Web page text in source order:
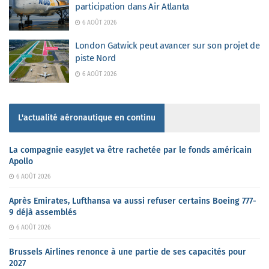
participation dans Air Atlanta
6 AOÛT 2026
London Gatwick peut avancer sur son projet de
piste Nord
6 AOÛT 2026
L'actualité aéronautique en continu
La compagnie easyJet va être rachetée par le fonds américain
Apollo
6 AOÛT 2026
Après Emirates, Lufthansa va aussi refuser certains Boeing 777-
9 déjà assemblés
6 AOÛT 2026
Brussels Airlines renonce à une partie de ses capacités pour
2027